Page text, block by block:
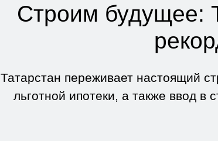
Строим будущее:
Татарстан переживает настоящий
льготной ипотеки, а также ввод в